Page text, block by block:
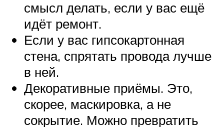
смысл делать, если у вас ещё
идёт ремонт.
Если у вас гипсокартонная
стена, спрятать провода лучше
в ней.
Декоративные приёмы. Это,
скорее, маскировка, а не
сокрытие. Можно превратить